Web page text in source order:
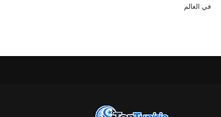
في العالم